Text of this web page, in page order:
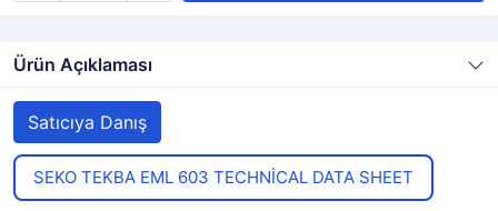
Ürün Açıklaması
Satıcıya Danış
SEKO TEKBA EML 603 TECHNİCAL DATA SHEET